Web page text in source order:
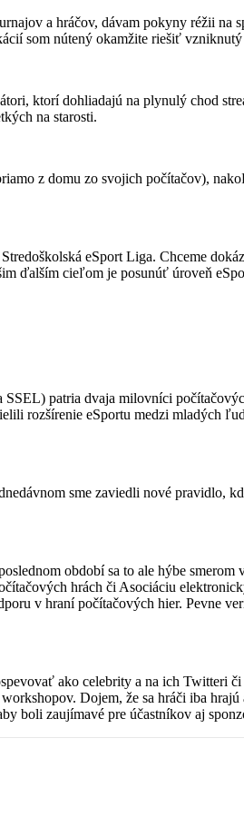
a hráčov, dávam pokyny réžii na
som nútený okamžite riešiť
ktorí dohliadajú na plynulý chod
na starosti.
z domu zo svojich počítačov),
eSport Liga. Chceme
ďalším cieľom je posunúť úroveň
SSEL) patria dvaja milovníci
rozšírenie eSportu medzi mladých
sme zaviedli nové pravidlo,
období sa to ale hýbe smerom
hrách či Asociáciu
v hraní počítačových hier. Pevne
ako celebrity a na ich Twitteri či
Dojem, že sa hráči iba hrajú
boli zaujímavé pre účastníkov aj